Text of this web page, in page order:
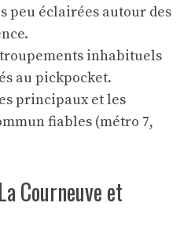
peu éclairées autour des
inhabituels
au pickpocket.
principaux et les
fiables (métro 7,
Courneuve et